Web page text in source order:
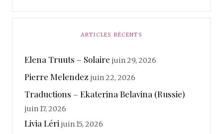
ARTICLES RÉCENTS
Elena Truuts – Solaire juin 29, 2026
Pierre Melendez juin 22, 2026
Traductions – Ekaterina Belavina (Russie)
juin 17, 2026
Livia Léri juin 15, 2026